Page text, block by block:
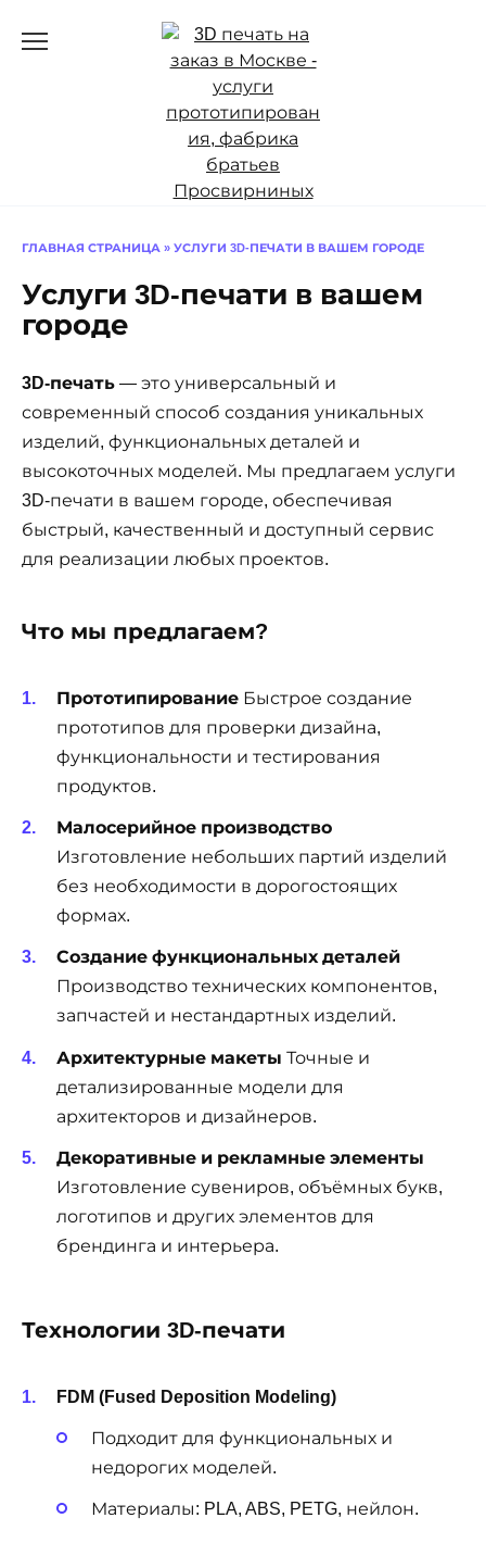
ГЛАВНАЯ СТРАНИЦА » УСЛУГИ 3D-ПЕЧАТИ В ВАШЕМ ГОРОДЕ
Услуги 3D-печати в вашем
городе
3D-печать — это универсальный и
современный способ создания уникальных
изделий, функциональных деталей и
высокоточных моделей. Мы предлагаем услуги
3D-печати в вашем городе, обеспечивая
быстрый, качественный и доступный сервис
для реализации любых проектов.
Что мы предлагаем?
Прототипирование Быстрое создание
прототипов для проверки дизайна,
функциональности и тестирования
продуктов.
Малосерийное производство
Изготовление небольших партий изделий
без необходимости в дорогостоящих
формах.
Создание функциональных деталей
Производство технических компонентов,
запчастей и нестандартных изделий.
Архитектурные макеты Точные и
детализированные модели для
архитекторов и дизайнеров.
Декоративные и рекламные элементы
Изготовление сувениров, объёмных букв,
логотипов и других элементов для
брендинга и интерьера.
Технологии 3D-печати
FDM (Fused Deposition Modeling)
Подходит для функциональных и
недорогих моделей.
Материалы: PLA, ABS, PETG, нейлон.